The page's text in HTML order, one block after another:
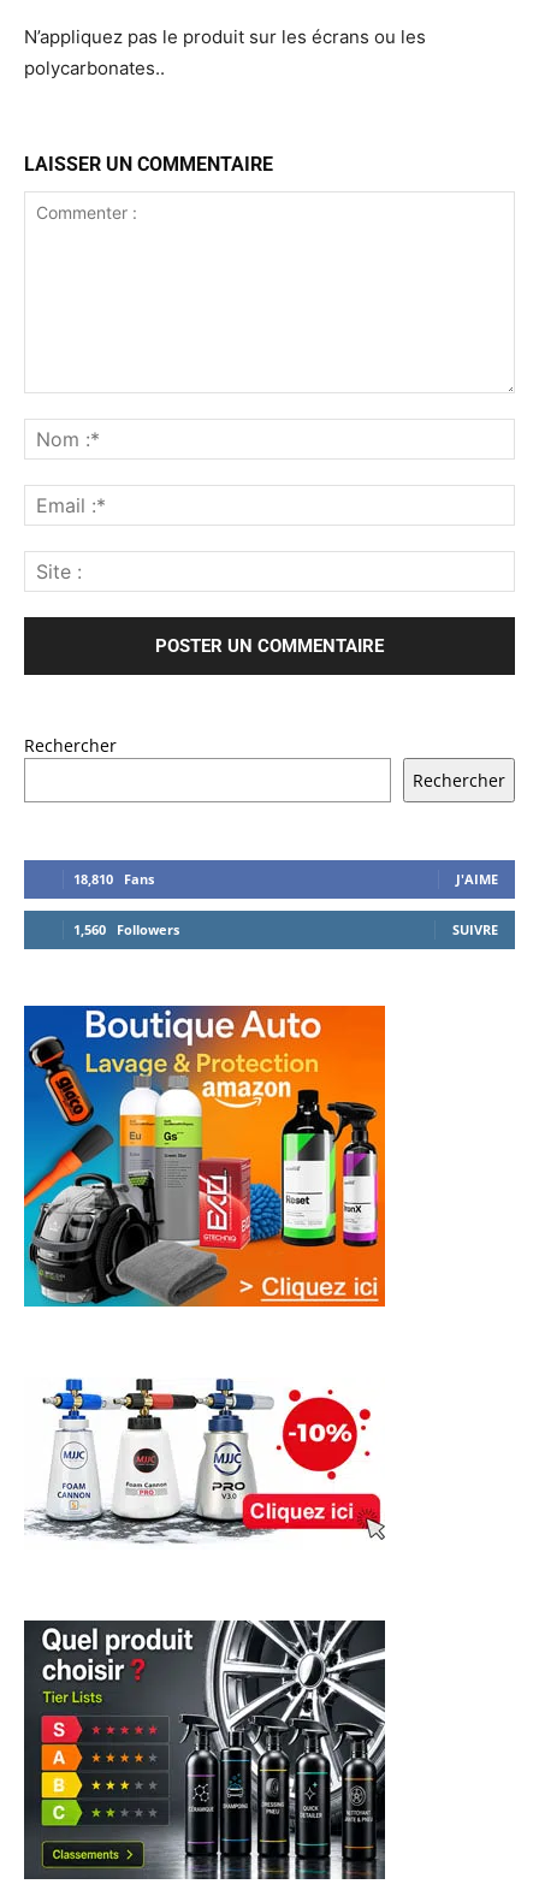
N’appliquez pas le produit sur les écrans ou les
polycarbonates..
LAISSER UN COMMENTAIRE
Rechercher
Rechercher
18,810 Fans J'AIME
1,560 Followers SUIVRE